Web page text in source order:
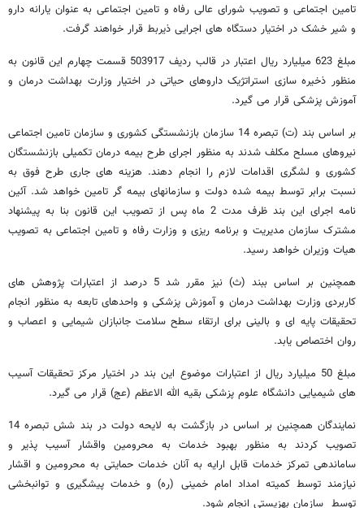
تامین اجتماعی و تصویب شورای عالی رفاه و تامین اجتماعی به عنوان یارانه دارو
و شیر خشک در اختیار دستگاه های اجرایی ذیربط قرار خواهند گرفت.
مبلغ 623 میلیارد ریال اعتبار در قالب ردیف 503917 قسمت چهارم این قانون به
منظور ذخیره سازی استراتژیک داروهای حیاتی در اختیار وزارت بهداشت درمان و
آموزش پزشکی قرار می گیرد.
بر اساس بند (ت) تبصره 14 سازمان بازنشستگی کشوری و سازمان تامین اجتماعی
نیروهای مسلح مکلف شدند به منظور اجرای طرح بیمه درمان تکمیلی بازنشستگان
کشوری و لشگری اقدامات لازم را انجام دهند. هزینه های جاری طرح فوق به
نسبت برابر توسط بیمه شده دولت و سازمانهای بیمه گر تامین خواهد شد. آئین
نامه اجرای این بند ظرف مدت 2 ماه پس از تصویب این قانون بنا به پیشنهاد
مشترک سازمان مدیریت و برنامه ریزی و وزارت رفاه و تامین اجتماعی به تصویب
هیات وزیران خواهد رسید.
همچنین بر اساس ببند (ث) نیز مقرر شد 5 درصد از اعتبارات پژوهش های
کاربردی وزارت بهداشت درمان و آموزش پزشکی و واحدهای تابعه به منظور انجام
تحقیقات پایه ای و بالینی برای ارتقاء سطح سلامت جانبازان شیمایی و اعصاب و
روان اختصاص یابد.
مبلغ 50 میلیارد ریال از اعتبارات موضوع این بند در اختیار مرکز تحقیقات آسیب
های شیمیایی دانشگاه علوم پزشکی بقیه الله الاعظم (عج) قرار می گیرد.
نمایندگان همچنین بر اساس در بازگشت به لایحه دولت در بند شش تبصره 14
تصویب کردند به منظور بهبود خدمات به محرومین واقشار آسیب پذیر و
ساماندهی تمرکز خدمات قابل ارایه به آنان خدمات حمایتی به محرومین و اقشار
نیازمند توسط کمیته امداد امام خمینی (ره) و خدمات پیشگیری و توانبخشی
توسط سازمان بهزیستی انجام شود.